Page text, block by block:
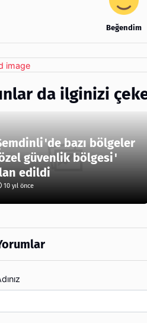
Beğendim
da ilginizi
bazı bölgeler
güvenlik bölgesi'
edildi
10 yıl önce